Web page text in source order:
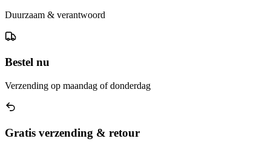
Duurzaam & verantwoord
Bestel nu
Verzending op maandag of donderdag
Gratis verzending & retour